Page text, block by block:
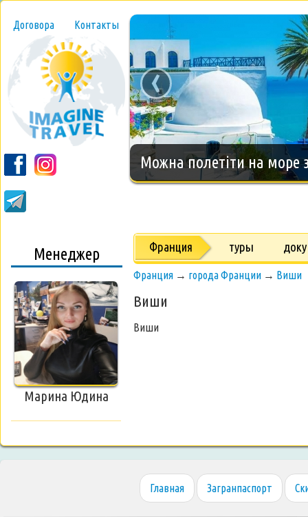
Договора Контакты
Новогодний тур на
‹
Менеджер
Марина Юдина
Франция туры
Франция → города Франции → Виши
Виши
Виши
Главная Загранпаспорт